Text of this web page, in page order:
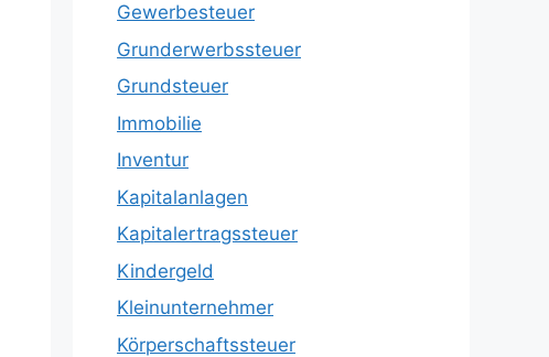
Gewerbesteuer
Grunderwerbssteuer
Grundsteuer
Immobilie
Inventur
Kapitalanlagen
Kapitalertragssteuer
Kindergeld
Kleinunternehmer
Körperschaftssteuer